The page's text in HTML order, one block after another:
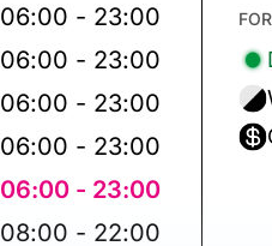
06:00 - 23:00
06:00 - 23:00
06:00 - 23:00
06:00 - 23:00
06:00 - 23:00
08:00 - 22:00